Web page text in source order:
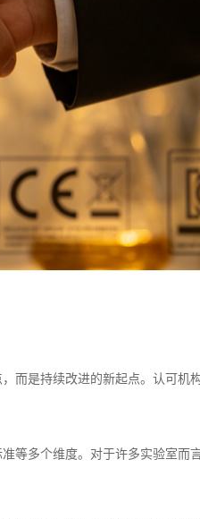
而是持续改进的新起点。认可机
等多个维度。对于许多实验室而